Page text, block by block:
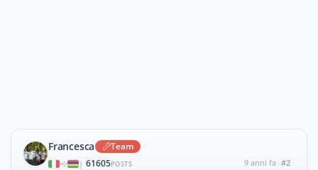
Francesca Team
| 61605POSTS 9 anni fa #2